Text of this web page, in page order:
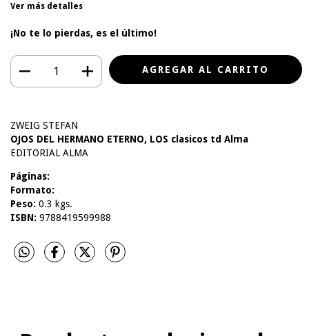
Ver más detalles
¡No te lo pierdas, es el último!
ZWEIG STEFAN
OJOS DEL HERMANO ETERNO, LOS clasicos td Alma
EDITORIAL ALMA
Páginas:
Formato:
Peso: 0.3 kgs.
ISBN: 9788419599988